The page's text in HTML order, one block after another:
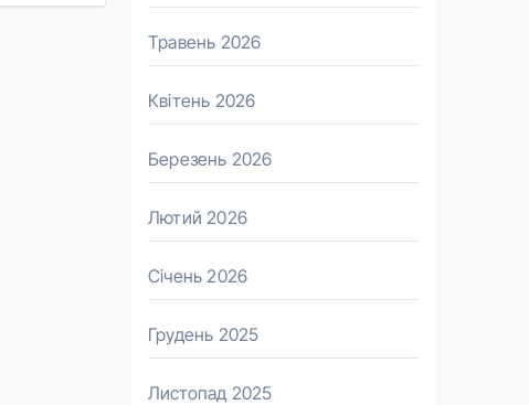
Травень 2026
Квітень 2026
Березень 2026
Лютий 2026
Січень 2026
Грудень 2025
Листопад 2025